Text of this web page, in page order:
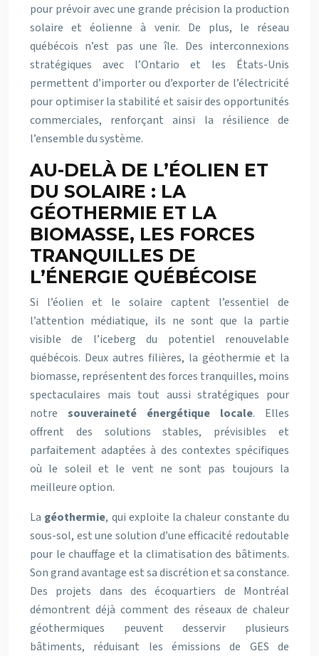
pour prévoir avec une grande précision la production
solaire et éolienne à venir. De plus, le réseau
québécois n’est pas une île. Des interconnexions
stratégiques avec l’Ontario et les États-Unis
permettent d’importer ou d’exporter de l’électricité
pour optimiser la stabilité et saisir des opportunités
commerciales, renforçant ainsi la résilience de
l’ensemble du système.
AU-DELÀ DE L’ÉOLIEN ET
DU SOLAIRE : LA
GÉOTHERMIE ET LA
BIOMASSE, LES FORCES
TRANQUILLES DE
L’ÉNERGIE QUÉBÉCOISE
Si l’éolien et le solaire captent l’essentiel de
l’attention médiatique, ils ne sont que la partie
visible de l’iceberg du potentiel renouvelable
québécois. Deux autres filières, la géothermie et la
biomasse, représentent des forces tranquilles, moins
spectaculaires mais tout aussi stratégiques pour
notre souveraineté énergétique locale. Elles
offrent des solutions stables, prévisibles et
parfaitement adaptées à des contextes spécifiques
où le soleil et le vent ne sont pas toujours la
meilleure option.
La géothermie, qui exploite la chaleur constante du
sous-sol, est une solution d’une efficacité redoutable
pour le chauffage et la climatisation des bâtiments.
Son grand avantage est sa discrétion et sa constance.
Des projets dans des écoquartiers de Montréal
démontrent déjà comment des réseaux de chaleur
géothermiques peuvent desservir plusieurs
bâtiments, réduisant les émissions de GES de